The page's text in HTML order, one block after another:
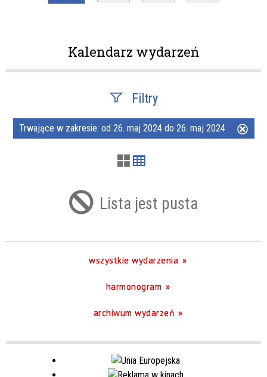
Kalendarz wydarzeń
Filtry
Szukana fraza
Trwające w zakresie: od 26. maj 2024 do 26. maj 2024
Lista jest pusta
wszystkie wydarzenia
harmonogram
archiwum wydarzeń